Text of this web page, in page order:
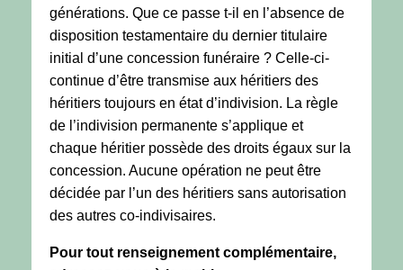
générations. Que ce passe t-il en l’absence de
disposition testamentaire du dernier titulaire
initial d’une concession funéraire ? Celle-ci-
continue d’être transmise aux héritiers des
héritiers toujours en état d’indivision. La règle
de l’indivision permanente s’applique et
chaque héritier possède des droits égaux sur la
concession. Aucune opération ne peut être
décidée par l’un des héritiers sans autorisation
des autres co-indivisaires.
Pour tout renseignement complémentaire,